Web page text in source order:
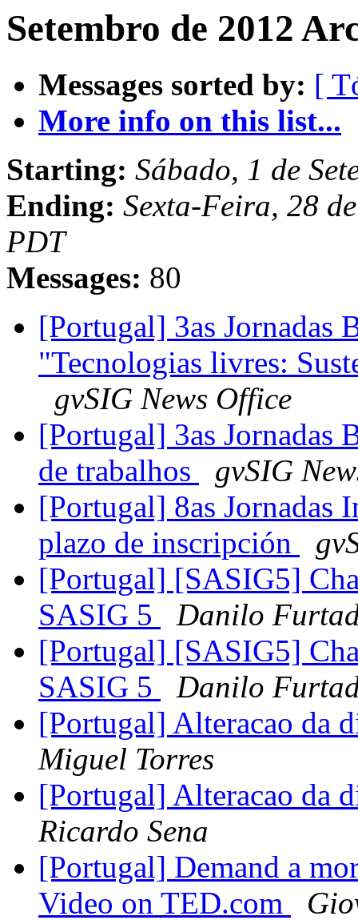
Setembro de 2012
Messages sorted by: [
More info on this list...
Starting: Sábado, 1 de
Ending: Sexta-Feira, 28
PDT
Messages: 80
[Portugal] 3as Jornadas
"Tecnologias livres:
gvSIG News Office
[Portugal] 3as Jornadas
de trabalhos
gvSIG
[Portugal] 8as Jornadas
plazo de inscripción
[Portugal] [SASIG5]
SASIG 5
Danilo
[Portugal] [SASIG5]
SASIG 5
Danilo
[Portugal] Alteracao da
Miguel Torres
[Portugal] Alteracao da
Ricardo Sena
[Portugal] Demand a
Video on TED.com